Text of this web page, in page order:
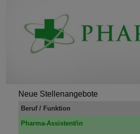
Neue Stellenangebote
Beruf / Funktion
Pharma-Assistent/in